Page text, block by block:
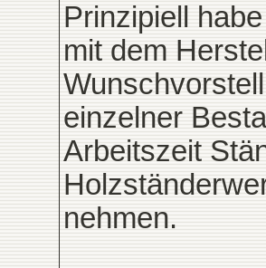
Prinzipiell
mit dem
einzelner
Arbeitszeit
nehmen.